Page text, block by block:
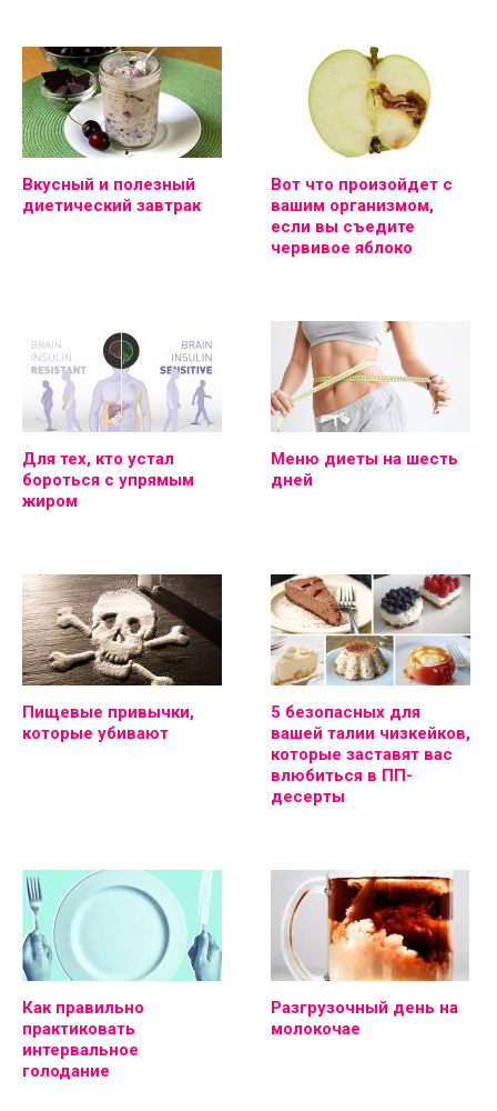
Вкусный и полезный
диетический завтрак
Вот что произойдет с
вашим организмом,
если вы съедите
червивое яблоко
Для тех, кто устал
бороться с упрямым
жиром
Меню диеты на шесть
дней
Пищевые привычки,
которые убивают
5 безопасных для
вашей талии чизкейков,
которые заставят вас
влюбиться в ПП-
десерты
Как правильно
практиковать
интервальное
голодание
Разгрузочный день на
молокочае